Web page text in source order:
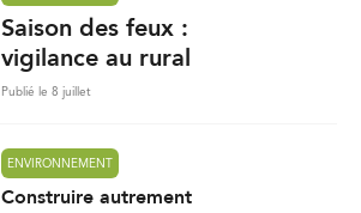
Saison des feux :
vigilance au rural
Publié le 8 juillet
ENVIRONNEMENT
Construire autrement